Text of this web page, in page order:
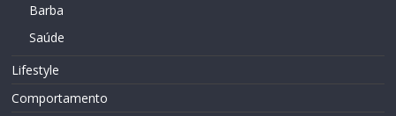
Barba
Saúde
Lifestyle
Comportamento